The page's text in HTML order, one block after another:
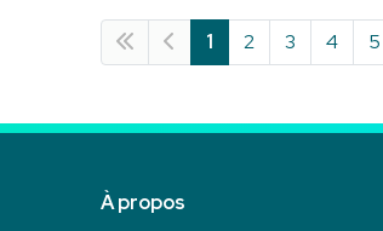
Visualiser
1 2 3 4 5
À propos